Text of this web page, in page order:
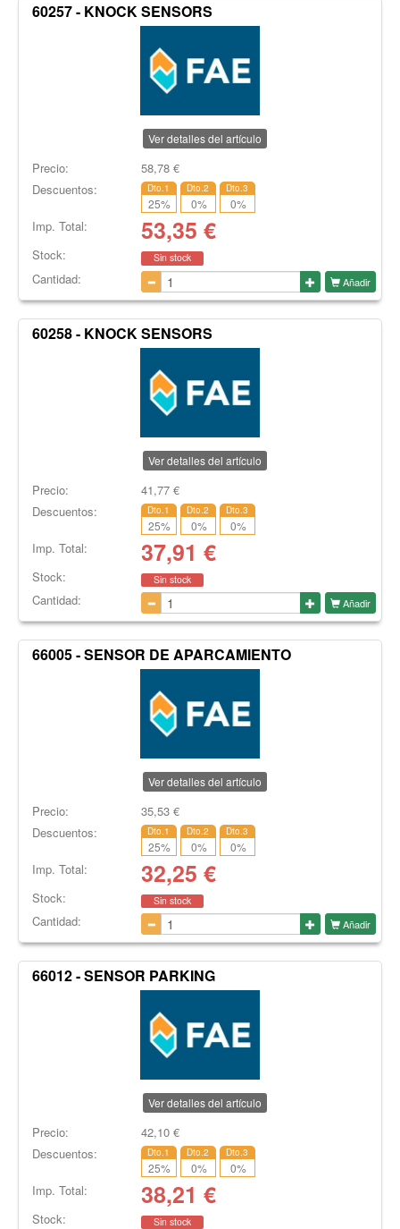
60257 - KNOCK SENSORS
Ver detalles del artículo
Precio: 58,78€
Descuentos:
Dto.1
25%
Dto.2
0%
Dto.3
0%
Imp. Total: 53,35 €
Stock: Sin stock
Cantidad: Añadir
60258 - KNOCK SENSORS
Ver detalles del artículo
Precio: 41,77€
Descuentos:
Dto.1
25%
Dto.2
0%
Dto.3
0%
Imp. Total: 37,91 €
Stock: Sin stock
Cantidad: Añadir
66005 - SENSOR DE APARCAMIENTO
Ver detalles del artículo
Precio: 35,53€
Descuentos:
Dto.1
25%
Dto.2
0%
Dto.3
0%
Imp. Total: 32,25 €
Stock: Sin stock
Cantidad: Añadir
66012 - SENSOR PARKING
Ver detalles del artículo
Precio: 42,10€
Descuentos:
Dto.1
25%
Dto.2
0%
Dto.3
0%
Imp. Total: 38,21 €
Stock: Sin stock